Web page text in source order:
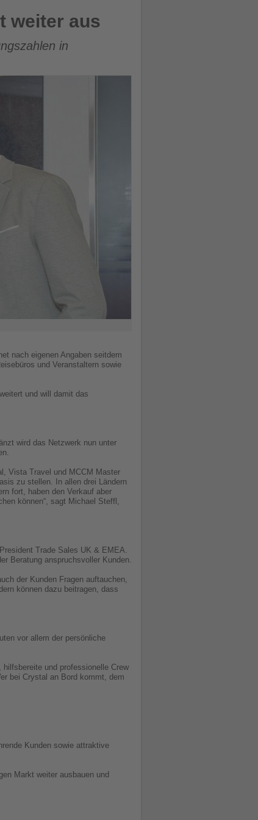
weiter aus
in
nach eigenen Angaben seitdem
und Veranstaltern sowie
und will damit das
wird das Netzwerk nun unter
Vista Travel und MCCM Master
zu stellen. In allen drei Ländern
fort, haben den Verkauf aber
können“, sagt Michael Steffl,
Trade Sales UK & EMEA.
Beratung anspruchsvoller Kunden.
der Kunden Fragen auftauchen,
können dazu beitragen, dass
vor allem der persönliche
und professionelle Crew
bei Crystal an Bord kommt, dem
Kunden sowie attraktive
Markt weiter ausbauen und